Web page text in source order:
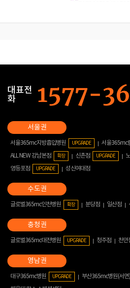
대표전
화
서울365mc지방흡입병원 UPGRADE 서울365mc
ALL NEW 강남본점 확장 신촌점 UPGRADE
영등포점
UPGRADE 성신여대점
글로벌365mc인천병원 확장 분당점 일산점
글로벌365mc대전병원 UPGRADE 청주점 천안
대구365mc병원 UPGRADE 부산365mc병원(서면)